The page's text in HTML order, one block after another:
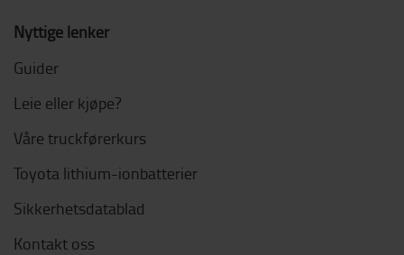
Nyttige lenker
Guider
Leie eller kjøpe?
Våre truckførerkurs
Toyota lithium-ionbatterier
Sikkerhetsdatablad
Kontakt oss